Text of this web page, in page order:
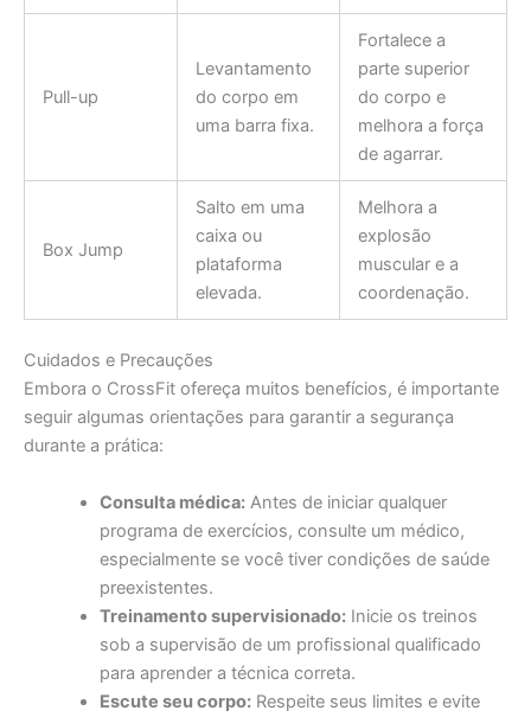
Pull-up
Levantamento
do corpo em
uma barra fixa.
Fortalece a
parte superior
do corpo e
melhora a força
de agarrar.
Box Jump
Salto em uma
caixa ou
plataforma
elevada.
Melhora a
explosão
muscular e a
coordenação.
Cuidados e Precauções
Embora o CrossFit ofereça muitos benefícios, é importante
seguir algumas orientações para garantir a segurança
durante a prática:
Consulta médica:Antes de iniciar qualquer
programa de exercícios, consulte um médico,
especialmente se você tiver condições de saúde
preexistentes.
Treinamento supervisionado:Inicie os treinos
sob a supervisão de um profissional qualificado
para aprender a técnica correta.
Escute seu corpo:Respeite seus limites e evite